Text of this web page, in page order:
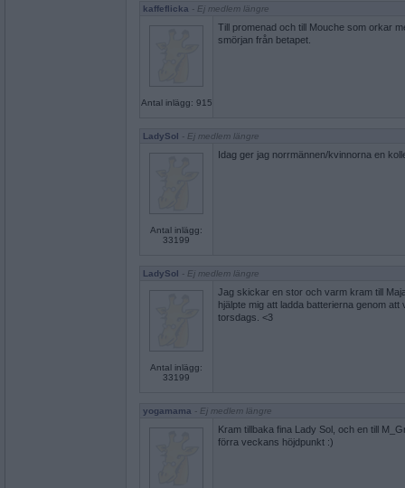
kaffeflicka - Ej medlem längre
Antal inlägg: 915
Till promenad och till Mouche som orkar
smörjan från betapet.
LadySol - Ej medlem längre
Antal inlägg:
33199
Idag ger jag norrmännen/kvinnorna en
LadySol - Ej medlem längre
Antal inlägg:
33199
Jag skickar en stor och varm kram till
hjälpte mig att ladda batterierna genom
torsdags. <3
yogamama - Ej medlem längre
Kram tillbaka fina Lady Sol, och en till
förra veckans höjdpunkt :)